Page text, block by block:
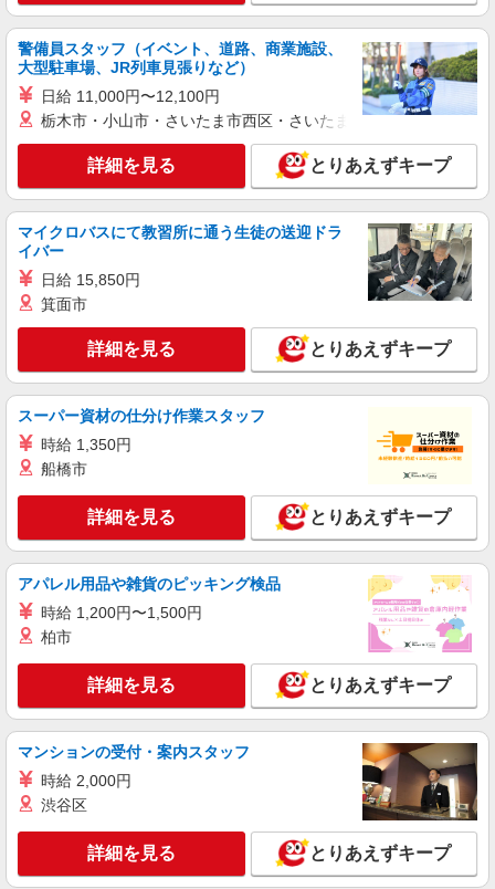
キープ 詳細を見る
派遣社員
（株）ウィルオブ・ワークCW 北九州支店/ms400201
看護助手
時給1350円 ◆前払い・日払い・週払いOK
福岡県北九州市八幡西区
詳細を見る
アルバイト
ス【看護助手】
看護助手（ナースエイド）
時給1,300円 ★週払いOK（規定あり） ※給与
幅は経験・能力による
福岡県北九州市八幡西区 【最寄駅】筑豊電気
キープ 詳細を見る
アルバイト パート 派遣社員
日研トータルソーシング株式会社 メディカルケア事業部/小倉オフィ
ス【看護助手】
時給1,300円 ★週払いOK（規定あり） ※給与
幅は経験・能力による
福岡県北九州市八幡西区 【最寄駅】筑豊電気
鉄道「楠橋」駅
キープ 詳細を見る
日研トータルソーシング株式会社 メディカルケア事業部/小倉オフィ
ス【看護助手】
警備員スタッフ（イベント、道路、商業施設、
大型駐車場、JR列車見張りなど）
日給 11,000円〜12,100円
栃木市・小山市・さいたま市西区・さいたま市岩槻区・久喜市・
詳細を見る とりあえずキープ
マイクロバスにて教習所に通う生徒の送迎ドラ
イバー
日給 15,850円
箕面市
詳細を見る とりあえずキープ
スーパー資材の仕分け作業スタッフ
時給 1,350円
船橋市
詳細を見る とりあえずキープ
アパレル用品や雑貨のピッキング検品
時給 1,200円〜1,500円
柏市
詳細を見る とりあえずキープ
マンションの受付・案内スタッフ
時給 2,000円
渋谷区
詳細を見る とりあえずキープ